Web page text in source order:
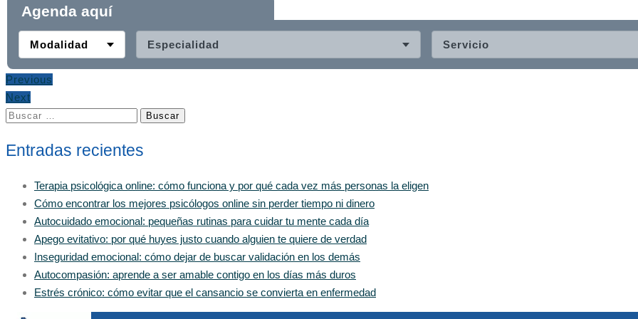
Agenda aquí
Modalidad Especialidad Servicio
Previous
Next
Buscar:
Entradas recientes
Terapia psicológica online: cómo funciona y por qué cada vez más personas la eligen
Cómo encontrar los mejores psicólogos online sin perder tiempo ni dinero
Autocuidado emocional: pequeñas rutinas para cuidar tu mente cada día
Apego evitativo: por qué huyes justo cuando alguien te quiere de verdad
Inseguridad emocional: cómo dejar de buscar validación en los demás
Autocompasión: aprende a ser amable contigo en los días más duros
Estrés crónico: cómo evitar que el cansancio se convierta en enfermedad